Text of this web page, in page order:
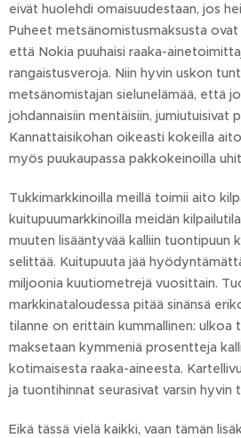
eivät huolehdi omaisuudestaan, jos
Puheet metsänomistusmaksusta ovat
että Nokia puuhaisi raaka-
rangaistusveroja. Niin hyvin uskon
metsänomistajan sielunelämää, että
johdannaisiin mentäisiin, jumiutuisivat
Kannattaisikohan oikeasti kokeilla
myös puukaupassa pakkokeinoilla
Tukkimarkkinoilla meillä toimii aito
kuitupuumarkkinoilla meidän
muuten lisääntyvää kalliin tuontipuun
selittää. Kuitupuuta jää
miljoonia kuutiometrejä vuosittain.
markkinataloudessa pitää sinänsä
tilanne on erittäin kummallinen: ulkoa
maksetaan kymmeniä prosentteja
kotimaisesta raaka-aineesta.
ja tuontihinnat seurasivat varsin hyvin
Eikä tässä vielä kaikki, vaan tämän